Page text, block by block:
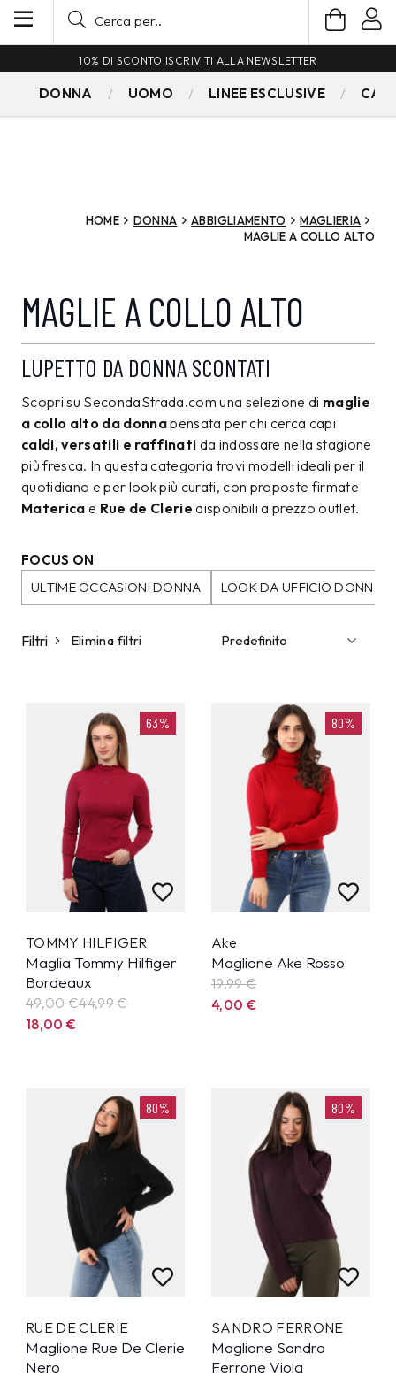
10% DI SCONTO!ISCRIVITI ALLA NEWSLETTER
DONNA UOMO LINEE ESCLUSIVE
HOME DONNA ABBIGLIAMENTO
MAGLIERIA
MAGLIE A COLLO ALTO
MAGLIE A COLLO ALTO
LUPETTO DA DONNA SCONTATI
Scopri su SecondaStrada.com una selezione di maglie
a collo alto da donnapensata per chi cerca capi
caldi, versatili e raffinati da indossare nella stagione
più fresca. In questa categoria trovi modelli ideali per il
quotidiano e per look più curati, con proposte firmate
Materica e Rue de Clerie disponibili a prezzo outlet.
FOCUS ON
ULTIME OCCASIONI DONNA
LOOK DA UFFICIO DONNA
Filtri Elimina filtri
63%
TOMMY HILFIGER
Maglia Tommy Hilfiger
Bordeaux
49,00 €44,99€
18,00€
80%
Ake
Maglione Ake Rosso
19,99€
4,00 €
80%
RUE DE CLERIE
Maglione Rue De Clerie
Nero
80%
SANDRO FERRONE
Maglione Sandro
Ferrone Viola